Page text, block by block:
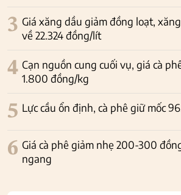
3 Giá xăng dầu giảm đồng loạt,
về 22.324 đồng/lít
4 Cạn nguồn cung cuối vụ, giá cà
1.800 đồng/kg
5 Lực cầu ổn định, cà phê giữ mốc
6 Giá cà phê giảm nhẹ 200-300
ngang